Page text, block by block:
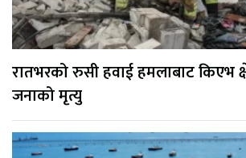
रातभरको रुसी हवाई हमलाबाट किएभ
जनाको मृत्यु